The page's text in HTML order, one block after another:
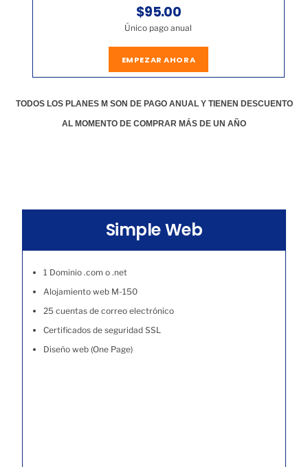
$95.00
Único pago anual
EMPEZAR AHORA
TODOS LOS PLANES M SON DE PAGO ANUAL Y TIENEN DESCUENTO
AL MOMENTO DE COMPRAR MÁS DE UN AÑO
Simple Web
1 Dominio .com o .net
Alojamiento web M-150
25 cuentas de correo electrónico
Certificados de seguridad SSL
Diseño web (One Page)